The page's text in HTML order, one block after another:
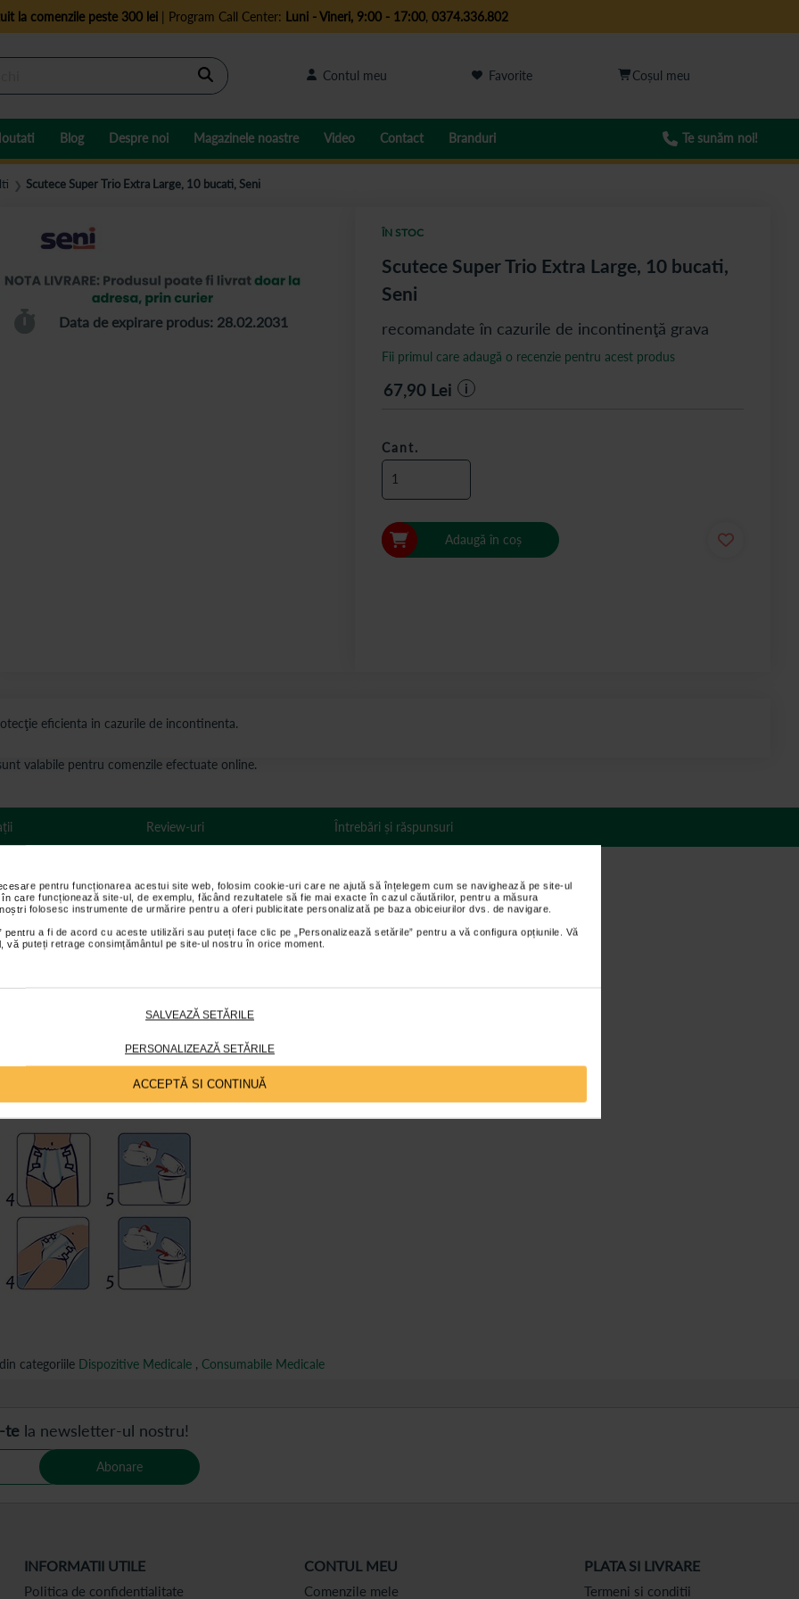
pentru funcționarea acestui site web, folosim cookie-uri care ne ajută să înțelegem cum se navighează pe site-ul
care funcționează site-ul, de exemplu, făcând rezultatele să fie mai exacte în cazul căutărilor, pentru a măsura
folosesc instrumente de urmărire pentru a oferi publicitate personalizată pe baza obiceiurilor dvs. de navigare.
pentru a fi de acord cu aceste utilizări sau puteți face clic pe „Personalizează setările” pentru a vă configura opțiunile. Vă
puteți retrage consimțământul pe site-ul nostru în orice moment.
SALVEAZĂ SETĂRILE
PERSONALIZEAZĂ SETĂRILE
ACCEPTĂ SI CONTINUĂ
la comenzile peste 300 lei| Program Call Center: Luni - Vineri, 9:00 - 17:00, 0374.336.802
Cautare Contul meu Favorite
Blog Despre noi Magazinele noastre Video Contact Branduri Te sunăm noi!
❯ Scutece Super Trio Extra Large, 10 bucati, Seni
Data de expirare produs: 28.02.2031
eficienta in cazurile de incontinenta.
Scutece Super Trio Extra Large, 10 bucati,
Seni
recomandate în cazurile de incontinenţă grava
ÎN STOC
Fii primul care adaugă o recenzie pentru acest produs
67,90Lei i
Cant.
Adaugă în coș
valabile pentru comenzile efectuate online.
in partea din fata si din spate a scutecului si sistem de prindere elastic, dublu;
riscul de a rupe stratul exterior;
permanenta de uscat;
scutecului;
scutecelor;
adulti:
Review-uri Întrebări și răspunsuri
categoriile Dispozitive Medicale , Consumabile Medicale
te la newsletter-ul nostru!
Abonare
INFORMATII UTILE
Politica de confidentialitate
CONTUL MEU
Comenzile mele
PLATA SI LIVRARE
Termeni si conditii